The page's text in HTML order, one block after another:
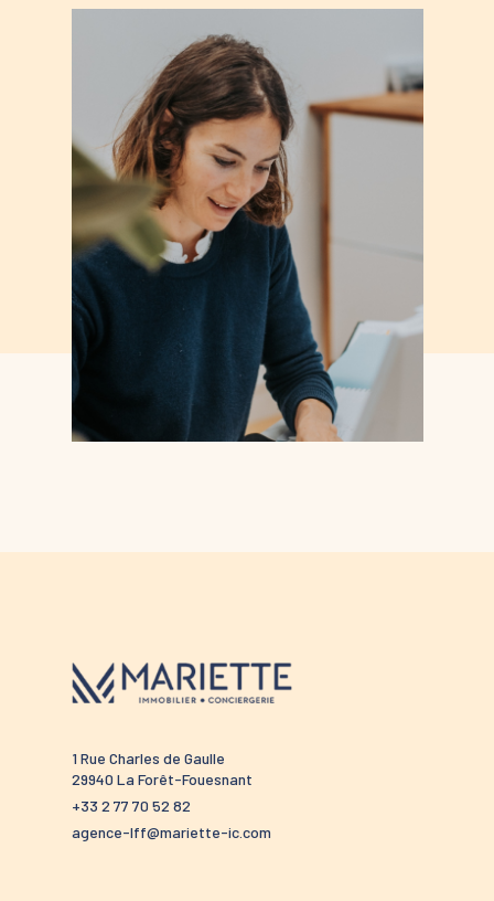
1 Rue Charles de Gaulle
29940 La Forêt-Fouesnant
+33 2 77 70 52 82
agence-lff@mariette-ic.com